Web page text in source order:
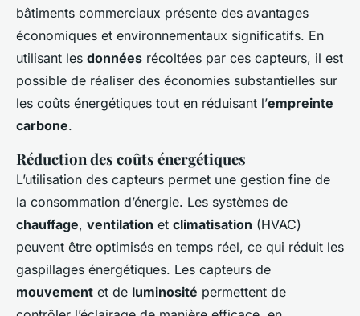
bâtiments commerciaux présente des avantages
économiques et environnementaux significatifs. En
utilisant les données récoltées par ces capteurs, il est
possible de réaliser des économies substantielles sur
les coûts énergétiques tout en réduisant l’empreinte
carbone.
Réduction des coûts énergétiques
L’utilisation des capteurs permet une gestion fine de
la consommation d’énergie. Les systèmes de
chauffage, ventilation et climatisation (HVAC)
peuvent être optimisés en temps réel, ce qui réduit les
gaspillages énergétiques. Les capteurs de
mouvement et de luminosité permettent de